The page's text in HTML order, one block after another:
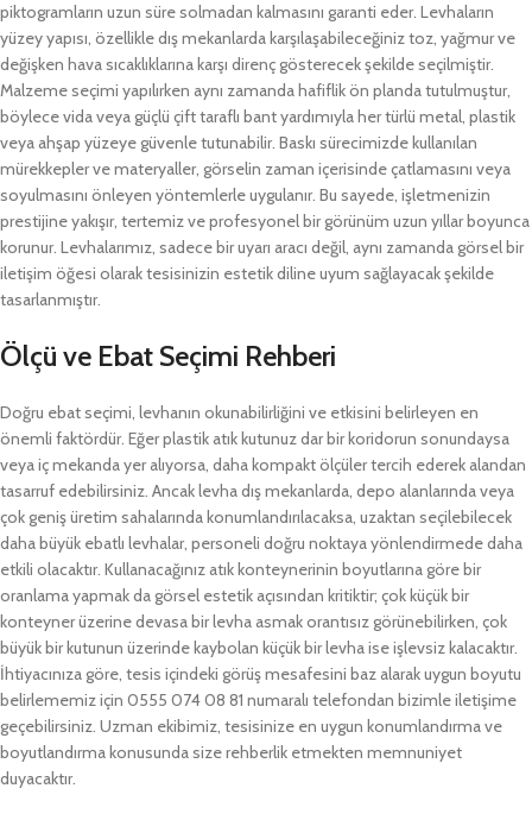
piktogramların uzun süre solmadan kalmasını garanti eder. Levhaların
yüzey yapısı, özellikle dış mekanlarda karşılaşabileceğiniz toz, yağmur ve
değişken hava sıcaklıklarına karşı direnç gösterecek şekilde seçilmiştir.
Malzeme seçimi yapılırken aynı zamanda hafiflik ön planda tutulmuştur,
böylece vida veya güçlü çift taraflı bant yardımıyla her türlü metal, plastik
veya ahşap yüzeye güvenle tutunabilir. Baskı sürecimizde kullanılan
mürekkepler ve materyaller, görselin zaman içerisinde çatlamasını veya
soyulmasını önleyen yöntemlerle uygulanır. Bu sayede, işletmenizin
prestijine yakışır, tertemiz ve profesyonel bir görünüm uzun yıllar boyunca
korunur. Levhalarımız, sadece bir uyarı aracı değil, aynı zamanda görsel bir
iletişim öğesi olarak tesisinizin estetik diline uyum sağlayacak şekilde
tasarlanmıştır.
Ölçü ve Ebat Seçimi Rehberi
Doğru ebat seçimi, levhanın okunabilirliğini ve etkisini belirleyen en
önemli faktördür. Eğer plastik atık kutunuz dar bir koridorun sonundaysa
veya iç mekanda yer alıyorsa, daha kompakt ölçüler tercih ederek alandan
tasarruf edebilirsiniz. Ancak levha dış mekanlarda, depo alanlarında veya
çok geniş üretim sahalarında konumlandırılacaksa, uzaktan seçilebilecek
daha büyük ebatlı levhalar, personeli doğru noktaya yönlendirmede daha
etkili olacaktır. Kullanacağınız atık konteynerinin boyutlarına göre bir
oranlama yapmak da görsel estetik açısından kritiktir; çok küçük bir
konteyner üzerine devasa bir levha asmak orantısız görünebilirken, çok
büyük bir kutunun üzerinde kaybolan küçük bir levha ise işlevsiz kalacaktır.
İhtiyacınıza göre, tesis içindeki görüş mesafesini baz alarak uygun boyutu
belirlememiz için 0555 074 08 81 numaralı telefondan bizimle iletişime
geçebilirsiniz. Uzman ekibimiz, tesisinize en uygun konumlandırma ve
boyutlandırma konusunda size rehberlik etmekten memnuniyet
duyacaktır.